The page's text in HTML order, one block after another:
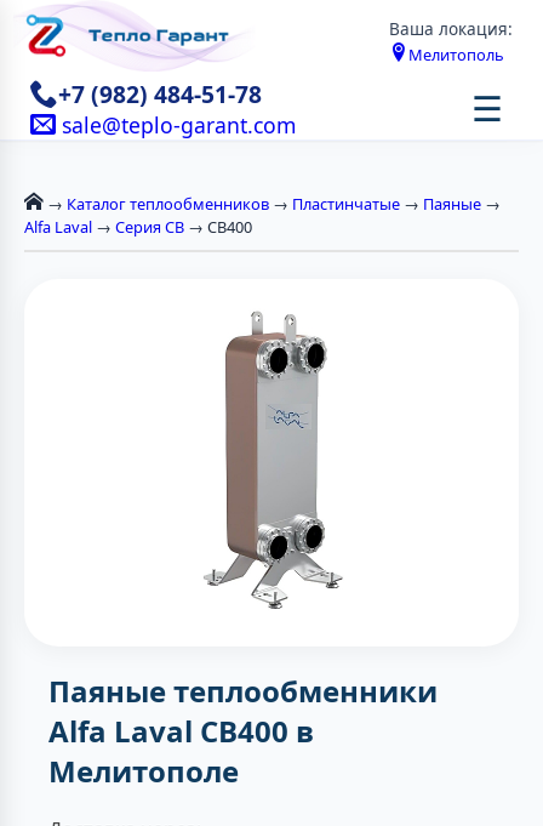
Ваша локация:
Мелитополь
+7 (982) 484-51-78
sale@teplo-garant.com ☰
→ Каталог теплообменников → Пластинчатые → Паяные →
Alfa Laval → Серия CB → CB400
Паяные теплообменники
Alfa Laval CB400 в
Мелитополе